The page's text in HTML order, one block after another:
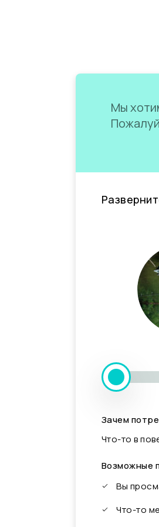
Мы
Зачем
Что-то в
Возможные
Вы
Что-то